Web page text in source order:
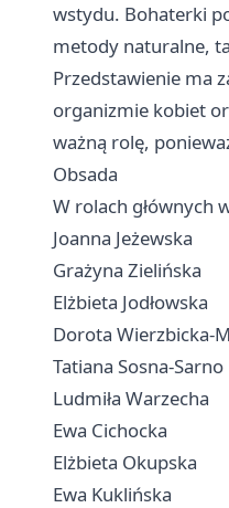
wstydu. Bohaterki
metody naturalne,
Przedstawienie ma
organizmie kobiet
ważną rolę,
Obsada
W rolach głównych
Joanna Jeżewska
Grażyna Zielińska
Elżbieta Jodłowska
Dorota Wierzbicka-
Tatiana Sosna-Sarno
Ludmiła Warzecha
Ewa Cichocka
Elżbieta Okupska
Ewa Kuklińska